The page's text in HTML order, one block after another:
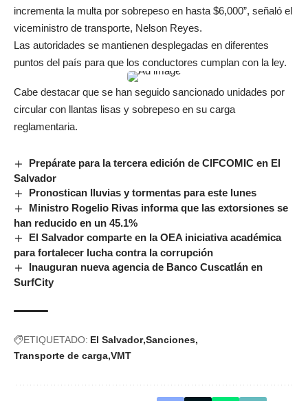
incrementa la multa por sobrepeso en hasta $6,000”, señaló el
viceministro de transporte, Nelson Reyes.
Las autoridades se mantienen desplegadas en diferentes
puntos del país para que los conductores cumplan con la ley.
Cabe destacar que se han seguido sancionado unidades por
circular con llantas lisas y sobrepeso en su carga
reglamentaria.
Prepárate para la tercera edición de CIFCOMIC en El
Salvador
Pronostican lluvias y tormentas para este lunes
Ministro Rogelio Rivas informa que las extorsiones se
han reducido en un 45.1%
El Salvador comparte en la OEA iniciativa académica
para fortalecer lucha contra la corrupción
Inauguran nueva agencia de Banco Cuscatlán en
SurfCity
ETIQUETADO: El Salvador Sanciones
Transporte de carga VMT